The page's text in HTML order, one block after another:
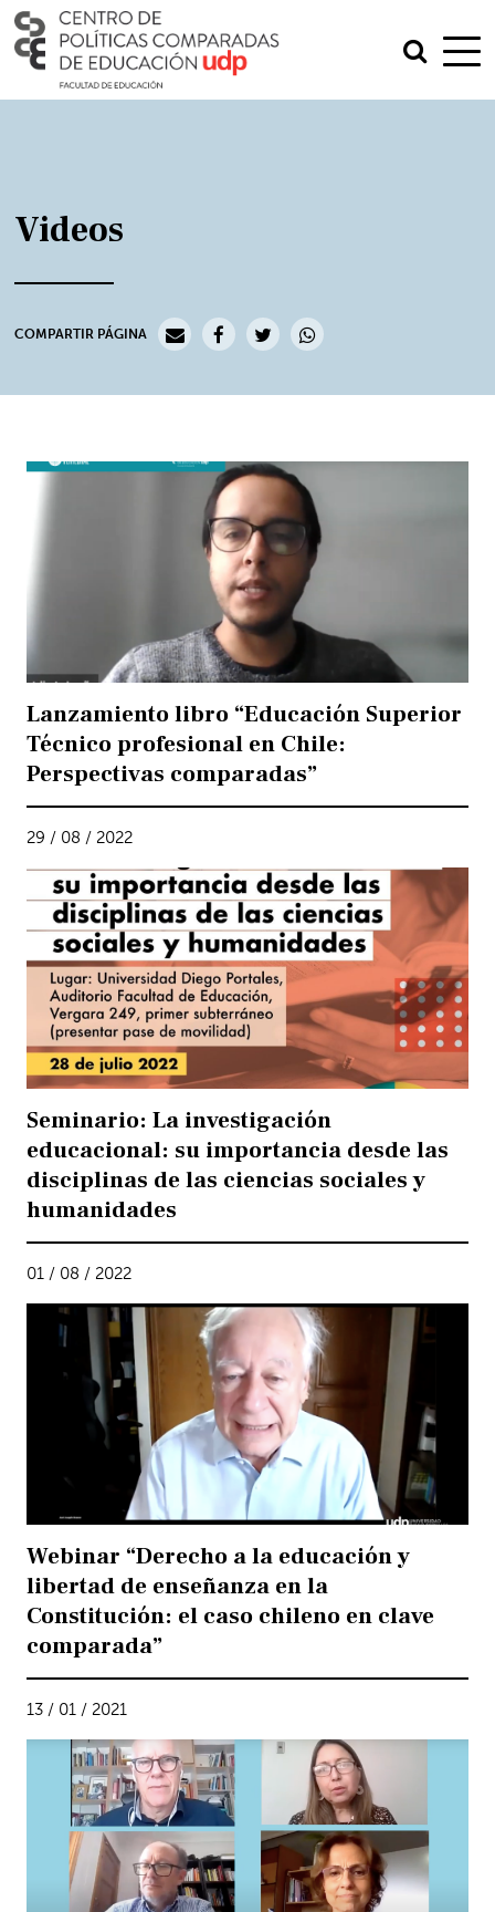
Videos
COMPARTIR PÁGINA
Lanzamiento libro “Educación Superior
Técnico profesional en Chile:
Perspectivas comparadas”
29 / 08 / 2022
Seminario: La investigación
educacional: su importancia desde las
disciplinas de las ciencias sociales y
humanidades
01 / 08 / 2022
Webinar “Derecho a la educación y
libertad de enseñanza en la
Constitución: el caso chileno en clave
comparada”
13 / 01 / 2021